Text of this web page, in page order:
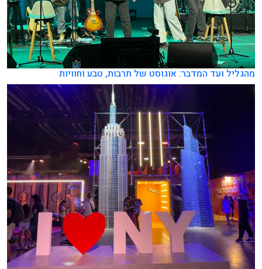
מהגליל ועד המדבר: אוגוסט של תרבות, טבע וחוויות